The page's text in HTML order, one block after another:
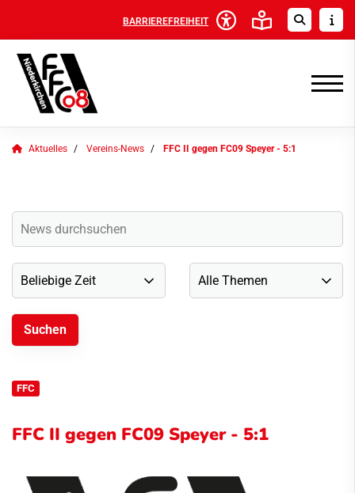
BARRIEREFREIHEIT
Aktuelles Vereins-News FFC II gegen FC09 Speyer - 5:1
FFC
FFC II gegen FC09 Speyer - 5:1